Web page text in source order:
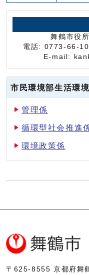
舞鶴市役
電話: 0773-66-
E-mail:
市民環境部生活環
管理係
循環型社会推進
環境政策係
〒625-8555 京都府舞